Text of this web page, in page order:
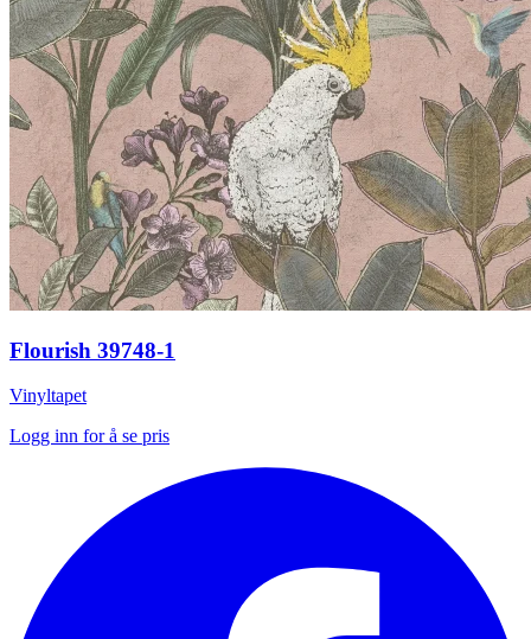
Flourish 39748-1
Vinyltapet
Logg inn for å se pris